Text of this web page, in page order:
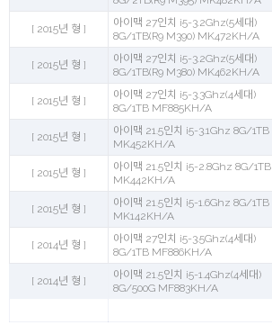
[ 2015년 형 ]
아이맥 27인치 i5-3.2Ghz(5세대)
8G/1TB(R9 M390) MK472KH/A
[ 2015년 형 ]
아이맥 27인치 i5-3.2Ghz(5세대)
8G/1TB(R9 M380) MK462KH/A
[ 2015년 형 ]
아이맥 27인치 i5-3.3Ghz(4세대)
8G/1TB MF885KH/A
[ 2015년 형 ]
아이맥 21.5인치 i5-3.1Ghz 8G/1TB
MK452KH/A
[ 2015년 형 ]
아이맥 21.5인치 i5-2.8Ghz 8G/1TB
MK442KH/A
[ 2015년 형 ]
아이맥 21.5인치 i5-1.6Ghz 8G/1TB
MK142KH/A
[ 2014년 형 ]
아이맥 27인치 i5-3.5Ghz(4세대)
8G/1TB MF886KH/A
[ 2014년 형 ]
아이맥 21.5인치 i5-1.4Ghz(4세대)
8G/500G MF883KH/A